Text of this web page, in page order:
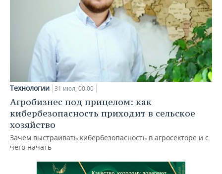
Технологии 31 июл, 00:00
Агробизнес под прицелом: как
кибербезопасность приходит в сельское
хозяйство
Зачем выстраивать кибербезопасность в агросекторе и с
чего начать